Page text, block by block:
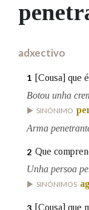
Facebook
TwitterYoutube
BUSCAR NOS
Contén
BUSCAR NO
adxectivo
1 [Cousa] que
Botou unha
SINÓNIMO
Arma
2 Que
Unha persoa
SINÓNIMOS
3 [Cousa] que